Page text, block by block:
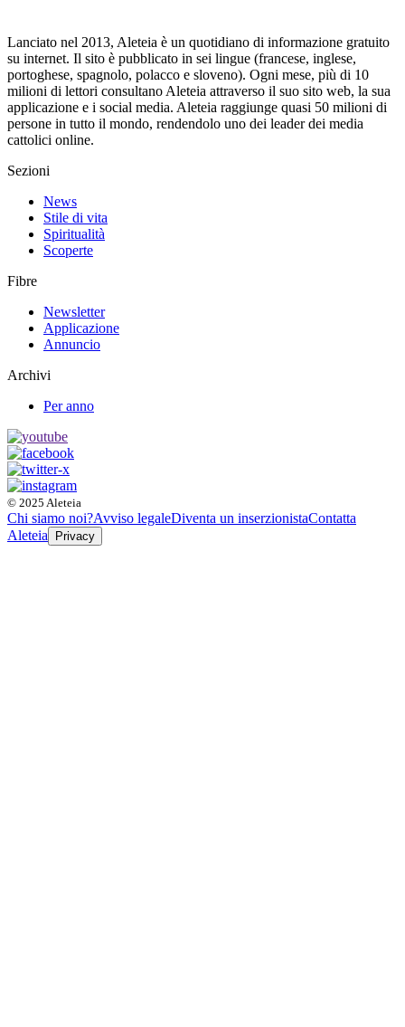
Lanciato nel 2013, Aleteia è un quotidiano di informazione gratuito
su internet. Il sito è pubblicato in sei lingue (francese, inglese,
portoghese, spagnolo, polacco e sloveno). Ogni mese, più di 10
milioni di lettori consultano Aleteia attraverso il suo sito web, la sua
applicazione e i social media. Aleteia raggiunge quasi 50 milioni di
persone in tutto il mondo, rendendolo uno dei leader dei media
cattolici online.
Sezioni
News
Stile di vita
Spiritualità
Scoperte
Fibre
Newsletter
Applicazione
Annuncio
Archivi
Per anno
© 2025 Aleteia
Chi siamo noi?Avviso legaleDiventa un inserzionistaContatta
Aleteia
Privacy